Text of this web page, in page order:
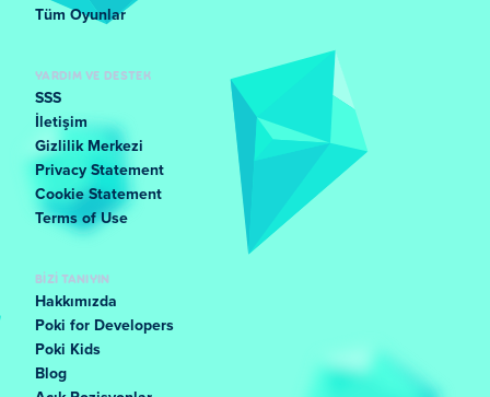
Tüm Oyunlar
YARDIM VE DESTEK
SSS
İletişim
Gizlilik Merkezi
Privacy Statement
Cookie Statement
Terms of Use
BIZI TANIYIN
Hakkımızda
Poki for Developers
Poki Kids
Blog